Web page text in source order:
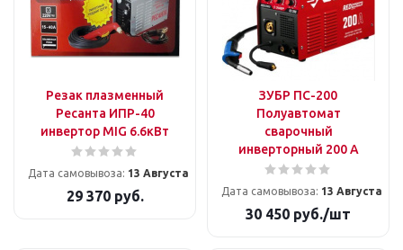
Резак плазменный
Ресанта ИПР-40
инвертор MIG 6.6кВт
Дата самовывоза: 13 Августа
29 370руб.
ЗУБР ПС-200
Полуавтомат
сварочный
инверторный 200 А
Дата самовывоза: 13 Августа
30 450 руб./шт